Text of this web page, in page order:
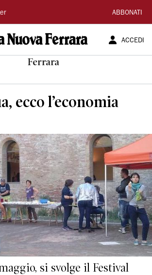
ABBONATI
ACCEDI
Ferrara
ecco l’economia
si svolge il Festival